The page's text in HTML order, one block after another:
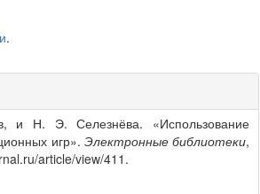
.
Н. Э. Селезнёва. «Использование
игр». Электронные библиотеки,
article/view/411.